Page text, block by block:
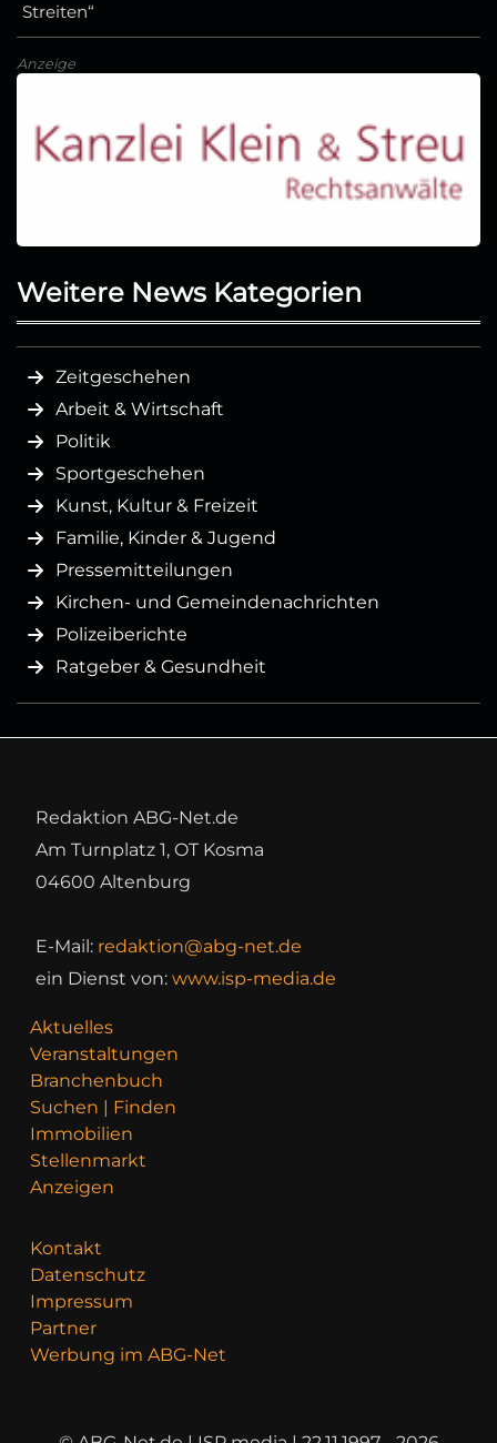
Streiten“
Anzeige
Weitere News Kategorien
Zeitgeschehen
Arbeit & Wirtschaft
Politik
Sportgeschehen
Kunst, Kultur & Freizeit
Familie, Kinder & Jugend
Pressemitteilungen
Kirchen- und Gemeindenachrichten
Polizeiberichte
Ratgeber & Gesundheit
Redaktion ABG-Net.de
Am Turnplatz 1, OT Kosma
04600 Altenburg
E-Mail: redaktion@abg-net.de
ein Dienst von: www.isp-media.de
Aktuelles
Veranstaltungen
Branchenbuch
Suchen | Finden
Immobilien
Stellenmarkt
Anzeigen
Kontakt
Datenschutz
Impressum
Partner
Werbung im ABG-Net